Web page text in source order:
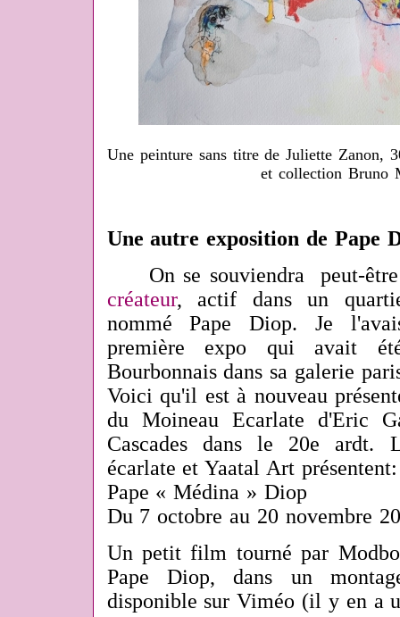
Une peinture sans titre de Juliette Zanon,
et collection Bruno
Une autre exposition de Pape
On se souviendra peut-
créateur, actif dans un
nommé Pape Diop. Je
première expo qui avait
Bourbonnais dans sa galerie
Voici qu'il est à nouveau
du Moineau Ecarlate d'Eric
Cascades dans le 20e ardt.
écarlate et Yaatal Art présentent:
Pape « Médina » Diop
Du 7 octobre au 20 novembre
Un petit film tourné par
Pape Diop, dans un
disponible sur Viméo (il y en a